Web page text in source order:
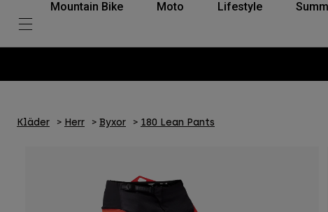
Mountain Bike Moto Lifestyle
Kläder Herr Byxor 180 Lean Pants